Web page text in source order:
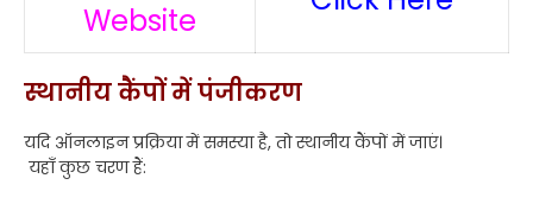
Website
स्थानीय कैंपों में पंजीकरण
यदि ऑनलाइन प्रक्रिया में समस्या है, तो स्थानीय कैंपों में जाएं।
यहाँ कुछ चरण हैं: